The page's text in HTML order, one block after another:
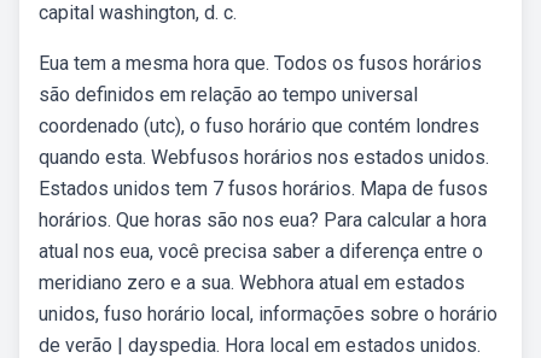
capital washington, d. c.
Eua tem a mesma hora que. Todos os fusos horários
são definidos em relação ao tempo universal
coordenado (utc), o fuso horário que contém londres
quando esta. Webfusos horários nos estados unidos.
Estados unidos tem 7 fusos horários. Mapa de fusos
horários. Que horas são nos eua? Para calcular a hora
atual nos eua, você precisa saber a diferença entre o
meridiano zero e a sua. Webhora atual em estados
unidos, fuso horário local, informações sobre o horário
de verão | dayspedia. Hora local em estados unidos.